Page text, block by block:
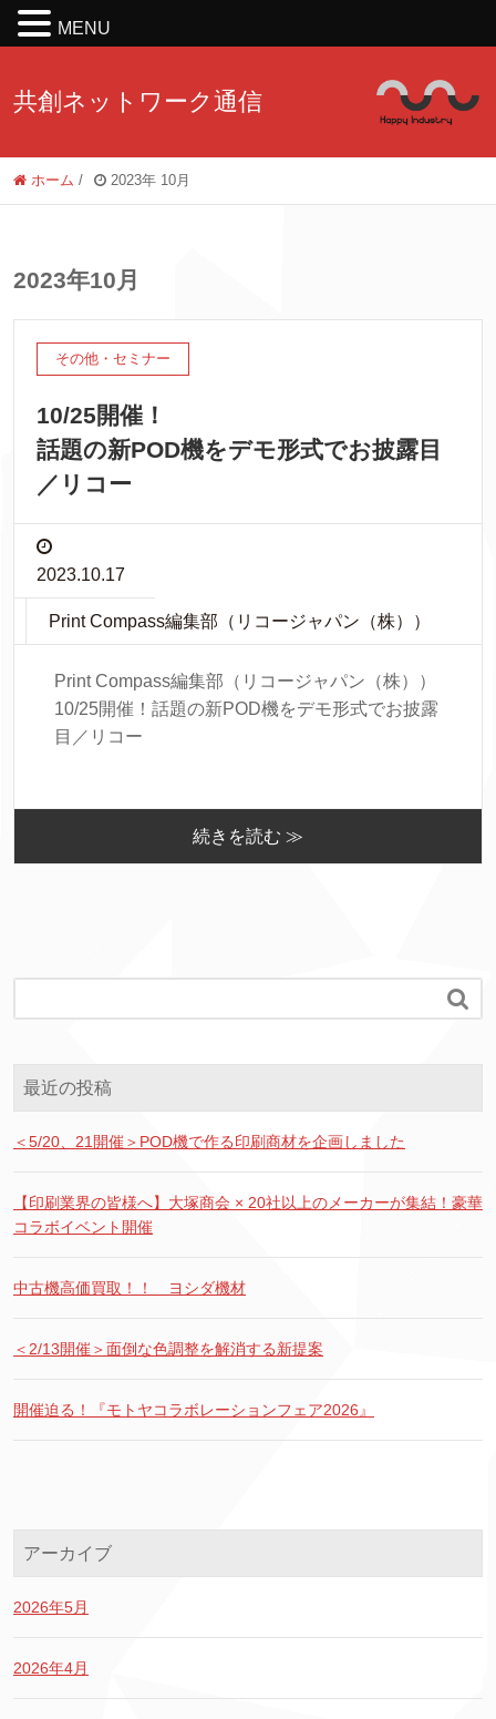
共創ネットワーク通信
ホーム / 2023年 10月
2023年10月
その他・セミナー
10/25開催！
話題の新POD機をデモ形式でお披露目
／リコー
2023.10.17
Print Compass編集部（リコージャパン（株））
Print Compass編集部（リコージャパン（株））
10/25開催！話題の新POD機をデモ形式でお披露
目／リコー
続きを読む ≫

最近の投稿
＜5/20、21開催＞POD機で作る印刷商材を企画しました
【印刷業界の皆様へ】大塚商会 × 20社以上のメーカーが集結！豪華
コラボイベント開催
中古機高価買取！！ ヨシダ機材
＜2/13開催＞面倒な色調整を解消する新提案
開催迫る！『モトヤコラボレーションフェア2026』
アーカイブ
2026年5月
2026年4月
MENU